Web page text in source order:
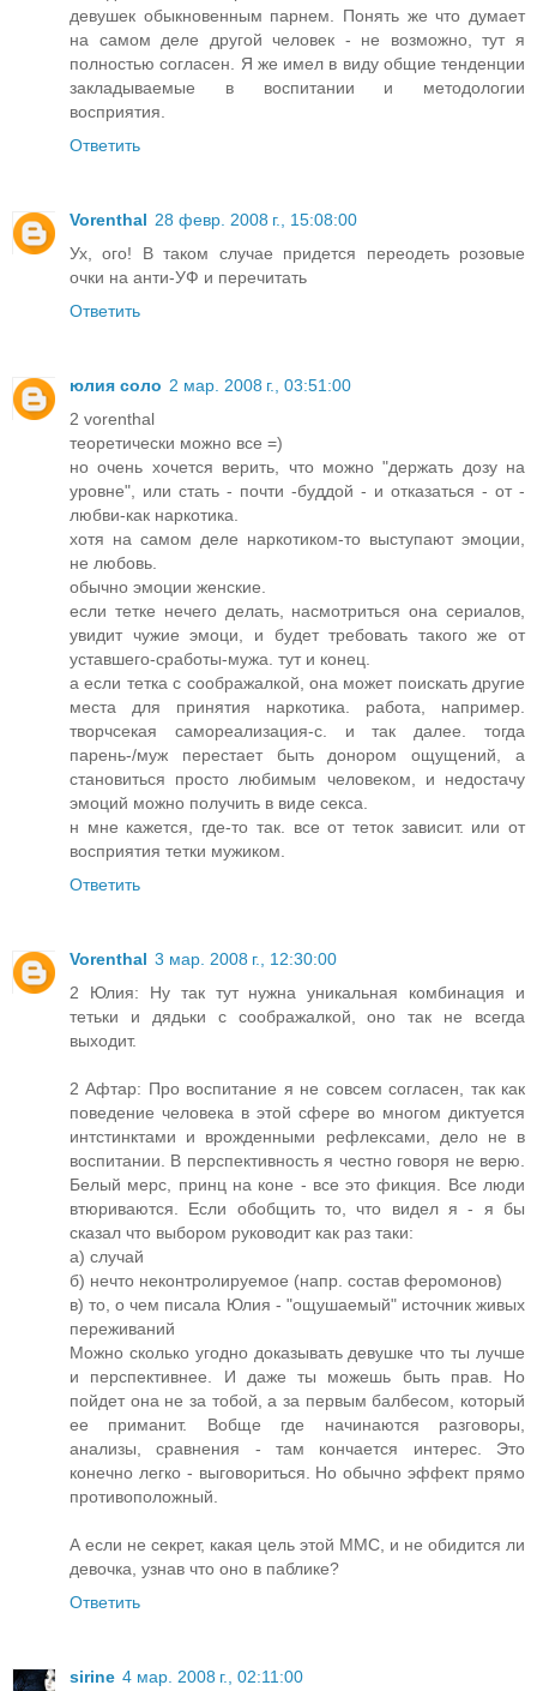
девушек обыкновенным парнем. Понять же что думает
на самом деле другой человек - не возможно, тут я
полностью согласен. Я же имел в виду общие тенденции
закладываемые в воспитании и методологии
восприятия.
Ответить
Vorenthal 28 февр. 2008 г., 15:08:00
Ух, ого! В таком случае придется переодеть розовые
очки на анти-УФ и перечитать
Ответить
юлия соло 2 мар. 2008 г., 03:51:00
2 vorenthal
теоретически можно все =)
но очень хочется верить, что можно "держать дозу на
уровне", или стать - почти -буддой - и отказаться - от -
любви-как наркотика.
хотя на самом деле наркотиком-то выступают эмоции,
не любовь.
обычно эмоции женские.
если тетке нечего делать, насмотриться она сериалов,
увидит чужие эмоци, и будет требовать такого же от
уставшего-сработы-мужа. тут и конец.
а если тетка с соображалкой, она может поискать другие
места для принятия наркотика. работа, например.
творчсекая самореализация-с. и так далее. тогда
парень-/муж перестает быть донором ощущений, а
становиться просто любимым человеком, и недостачу
эмоций можно получить в виде секса.
н мне кажется, где-то так. все от теток зависит. или от
восприятия тетки мужиком.
Ответить
Vorenthal 3 мар. 2008 г., 12:30:00
2 Юлия: Ну так тут нужна уникальная комбинация и
тетьки и дядьки с соображалкой, оно так не всегда
выходит.
2 Афтар: Про воспитание я не совсем согласен, так как
поведение человека в этой сфере во многом диктуется
интстинктами и врожденными рефлексами, дело не в
воспитании. В перспективность я честно говоря не верю.
Белый мерс, принц на коне - все это фикция. Все люди
втюриваются. Если обобщить то, что видел я - я бы
сказал что выбором руководит как раз таки:
а) случай
б) нечто неконтролируемое (напр. состав феромонов)
в) то, о чем писала Юлия - "ощушаемый" источник живых
переживаний
Можно сколько угодно доказывать девушке что ты лучше
и перспективнее. И даже ты можешь быть прав. Но
пойдет она не за тобой, а за первым балбесом, который
ее приманит. Вобще где начинаются разговоры,
анализы, сравнения - там кончается интерес. Это
конечно легко - выговориться. Но обычно эффект прямо
противоположный.
А если не секрет, какая цель этой ММС, и не обидится ли
девочка, узнав что оно в паблике?
Ответить
sirine 4 мар. 2008 г., 02:11:00